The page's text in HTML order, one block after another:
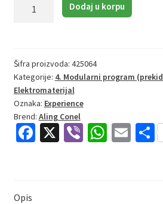
|
Ukrsni
prekidač
količina
Dodaj u korpu
Šifra proizvoda: 425064
Kategorije: 4. Modularni program
Elektromaterijal
Oznaka: Experience
Brend: Aling Conel
Fa X Vi W E S
Opis